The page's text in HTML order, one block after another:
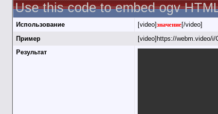
Use this code to embed ogv
Использование [video]значение[/video]
Пример
[video]https://webm.video/
Результат